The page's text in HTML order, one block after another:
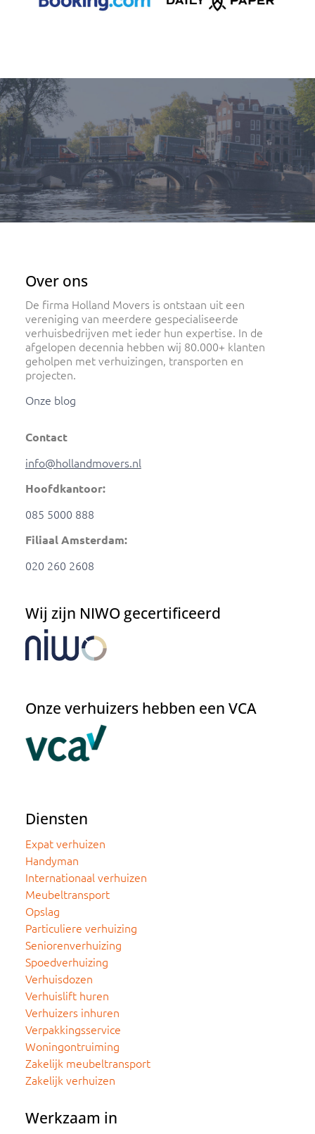
Over ons
De firma Holland Movers is ontstaan uit een
vereniging van meerdere gespecialiseerde
verhuisbedrijven met ieder hun expertise. In de
afgelopen decennia hebben wij 80.000+ klanten
geholpen met verhuizingen, transporten en
projecten.
Onze blog
Contact
info@hollandmovers.nl
Hoofdkantoor:
085 5000 888
Filiaal Amsterdam:
020 260 2608
Wij zijn NIWO gecertificeerd
Onze verhuizers hebben een VCA
Diensten
Expat verhuizen
Handyman
Internationaal verhuizen
Meubeltransport
Opslag
Particuliere verhuizing
Seniorenverhuizing
Spoedverhuizing
Verhuisdozen
Verhuislift huren
Verhuizers inhuren
Verpakkingsservice
Woningontruiming
Zakelijk meubeltransport
Zakelijk verhuizen
Werkzaam in